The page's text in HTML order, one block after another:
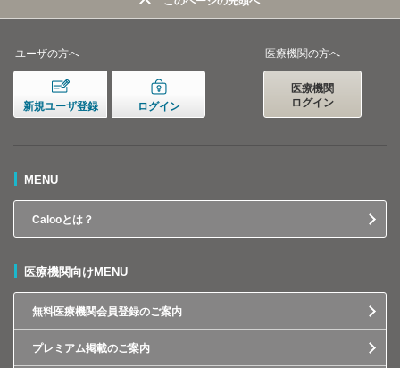
ユーザの方へ
新規ユーザ登録 ログイン
医療機関の方へ
医療機関
ログイン
MENU
Calooとは？
医療機関向けMENU
無料医療機関会員登録のご案内
プレミアム掲載のご案内